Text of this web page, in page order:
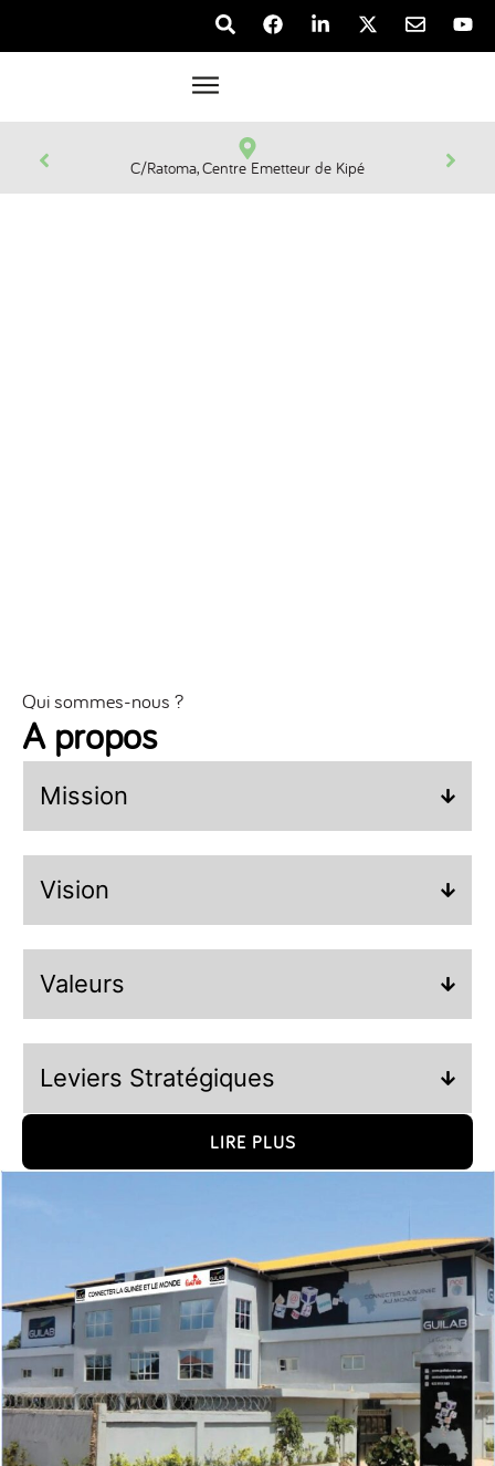
C/Ratoma, Centre Emetteur de Kipé
Qui sommes-nous ?
A propos
Mission
Vision
Valeurs
Leviers Stratégiques
LIRE PLUS